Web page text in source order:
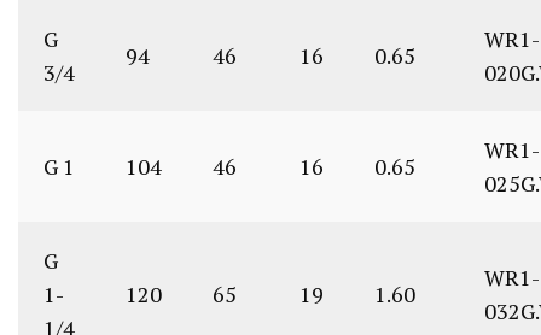
G
3/4
94 46 16 0.65
WR1-
G 1 104 46 16 0.65
WR1-
G
1-
1/4
120 65 19 1.60
WR1-